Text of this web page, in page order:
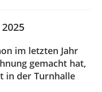
im letzten Jahr
gemacht hat,
in der Turnhalle